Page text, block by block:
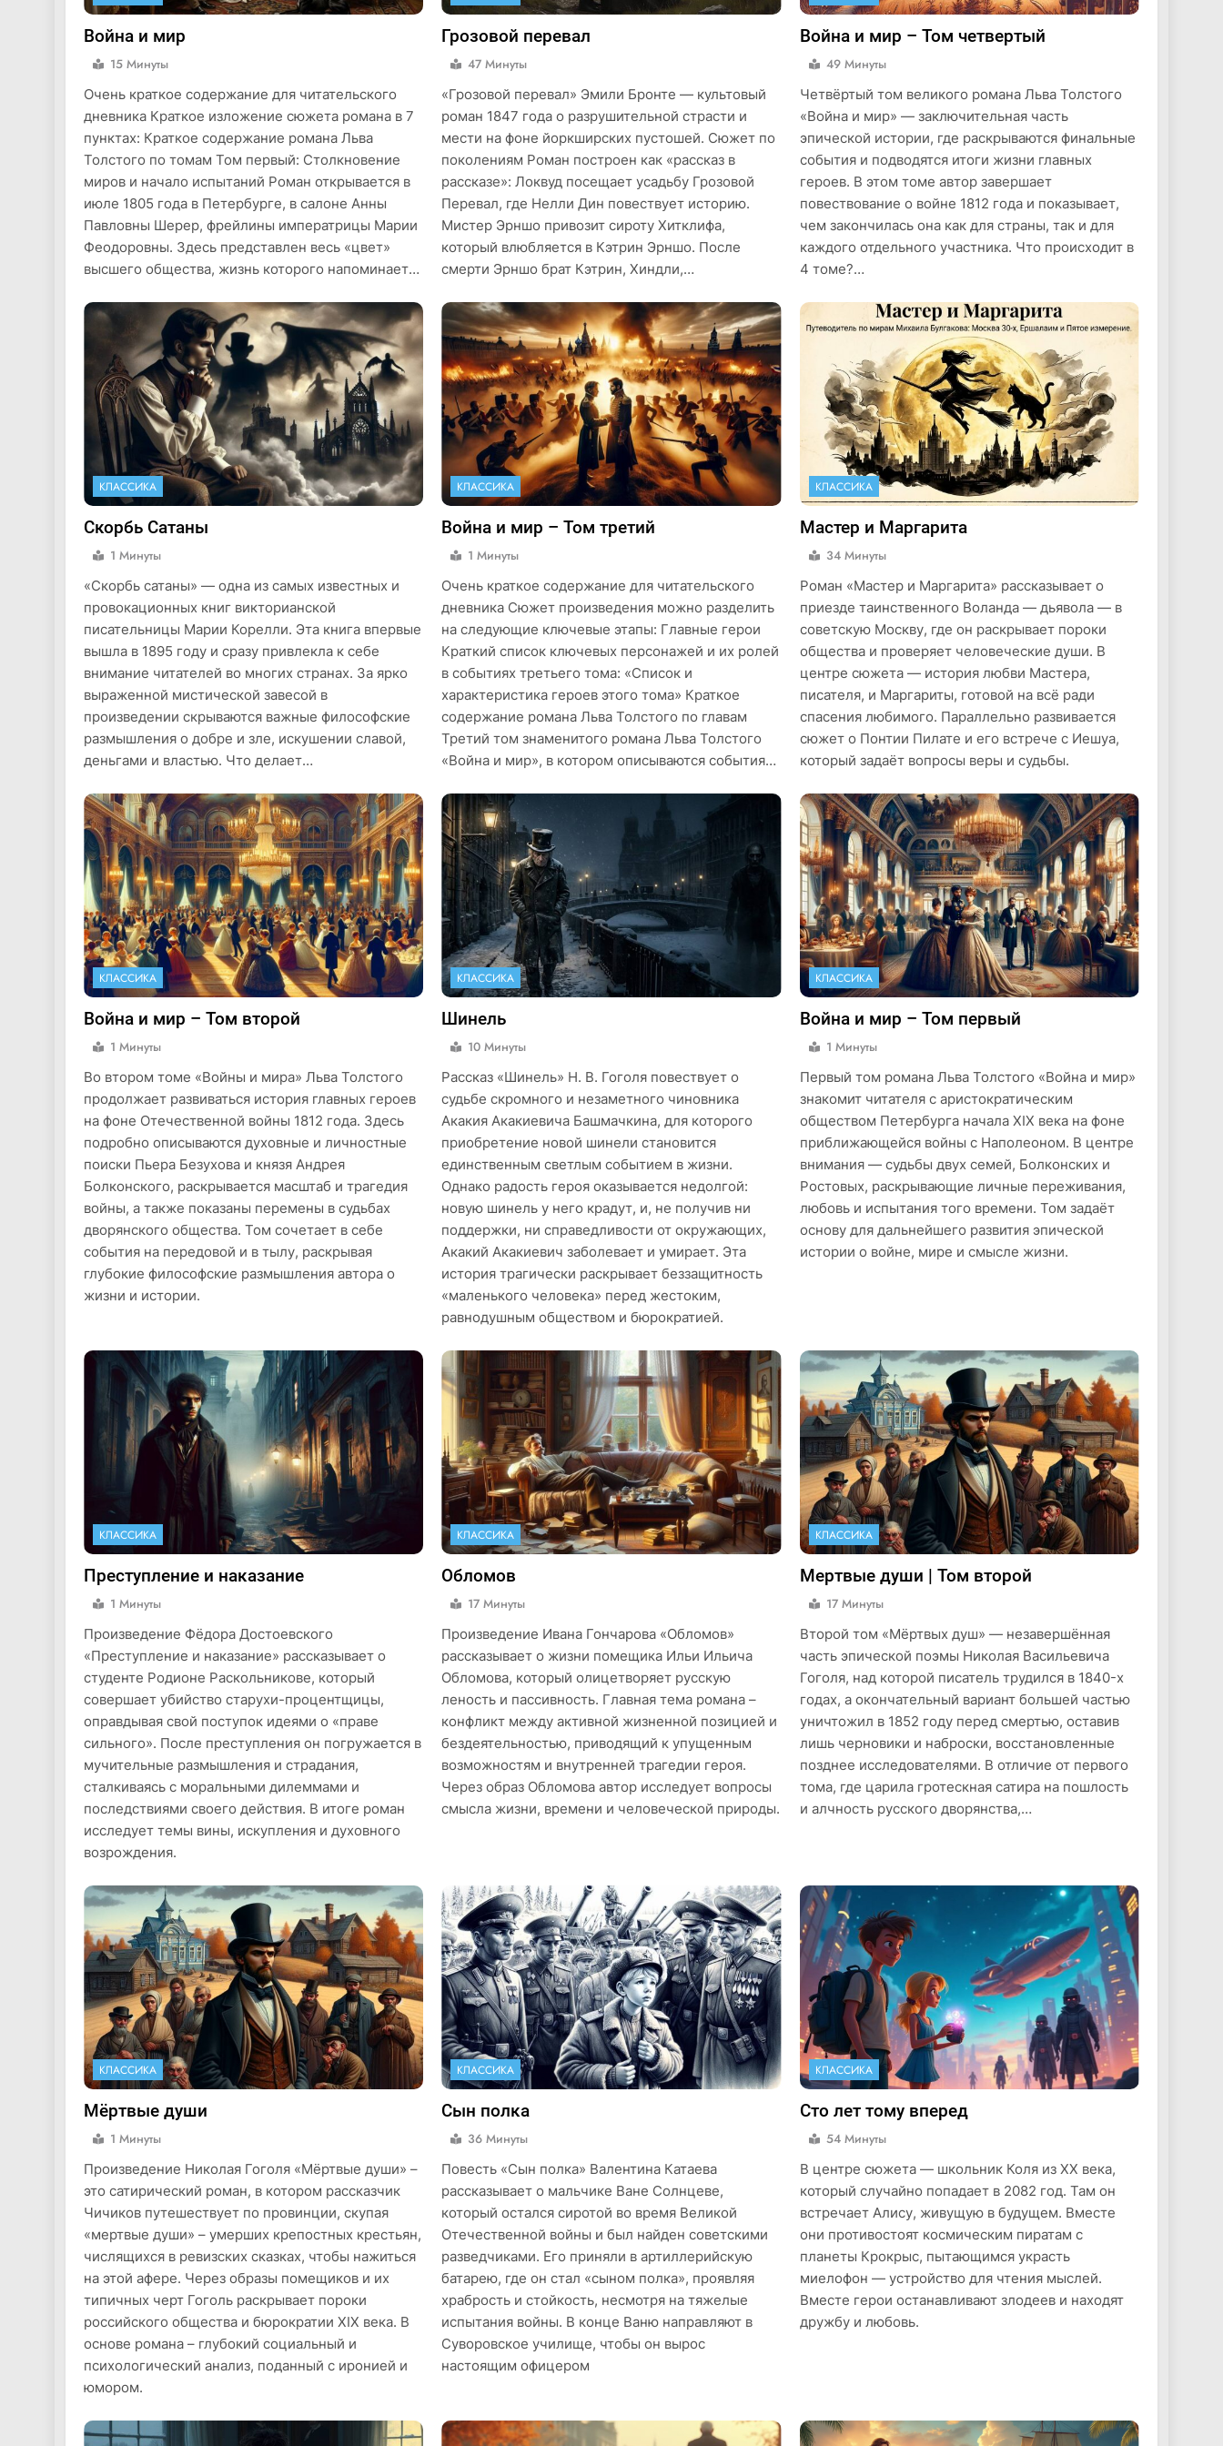
Война и мир
15 Минуты
Очень краткое содержание для читательского
дневника Краткое изложение сюжета романа в 7
пунктах: Краткое содержание романа Льва
Толстого по томам Том первый: Столкновение
миров и начало испытаний Роман открывается в
июле 1805 года в Петербурге, в салоне Анны
Павловны Шерер, фрейлины императрицы Марии
Феодоровны. Здесь представлен весь «цвет»
высшего общества, жизнь которого напоминает…
Грозовой перевал
47 Минуты
«Грозовой перевал» Эмили Бронте — культовый
роман 1847 года о разрушительной страсти и
мести на фоне йоркширских пустошей. Сюжет по
поколениям Роман построен как «рассказ в
рассказе»: Локвуд посещает усадьбу Грозовой
Перевал, где Нелли Дин повествует историю.
Мистер Эрншо привозит сироту Хитклифа,
который влюбляется в Кэтрин Эрншо. После
смерти Эрншо брат Кэтрин, Хиндли,…
Война и мир – Том четвертый
49 Минуты
Четвёртый том великого романа Льва Толстого
«Война и мир» — заключительная часть
эпической истории, где раскрываются финальные
события и подводятся итоги жизни главных
героев. В этом томе автор завершает
повествование о войне 1812 года и показывает,
чем закончилась она как для страны, так и для
каждого отдельного участника. Что происходит в
4 томе?…
КЛАССИКА
Скорбь Сатаны
1 Минуты
«Скорбь сатаны» — одна из самых известных и
провокационных книг викторианской
писательницы Марии Корелли. Эта книга впервые
вышла в 1895 году и сразу привлекла к себе
внимание читателей во многих странах. За ярко
выраженной мистической завесой в
произведении скрываются важные философские
размышления о добре и зле, искушении славой,
деньгами и властью. Что делает…
КЛАССИКА
Война и мир – Том третий
1 Минуты
Очень краткое содержание для читательского
дневника Сюжет произведения можно разделить
на следующие ключевые этапы: Главные герои
Краткий список ключевых персонажей и их ролей
в событиях третьего тома: «Список и
характеристика героев этого тома» Краткое
содержание романа Льва Толстого по главам
Третий том знаменитого романа Льва Толстого
«Война и мир», в котором описываются события…
КЛАССИКА
Мастер и Маргарита
34 Минуты
Роман «Мастер и Маргарита» рассказывает о
приезде таинственного Воланда — дьявола — в
советскую Москву, где он раскрывает пороки
общества и проверяет человеческие души. В
центре сюжета — история любви Мастера,
писателя, и Маргариты, готовой на всё ради
спасения любимого. Параллельно развивается
сюжет о Понтии Пилате и его встрече с Иешуа,
который задаёт вопросы веры и судьбы.
КЛАССИКА
Война и мир – Том второй
1 Минуты
Во втором томе «Войны и мира» Льва Толстого
продолжает развиваться история главных героев
на фоне Отечественной войны 1812 года. Здесь
подробно описываются духовные и личностные
поиски Пьера Безухова и князя Андрея
Болконского, раскрывается масштаб и трагедия
войны, а также показаны перемены в судьбах
дворянского общества. Том сочетает в себе
события на передовой и в тылу, раскрывая
глубокие философские размышления автора о
жизни и истории.
КЛАССИКА
Шинель
10 Минуты
Рассказ «Шинель» Н. В. Гоголя повествует о
судьбе скромного и незаметного чиновника
Акакия Акакиевича Башмачкина, для которого
приобретение новой шинели становится
единственным светлым событием в жизни.
Однако радость героя оказывается недолгой:
новую шинель у него крадут, и, не получив ни
поддержки, ни справедливости от окружающих,
Акакий Акакиевич заболевает и умирает. Эта
история трагически раскрывает беззащитность
«маленького человека» перед жестоким,
равнодушным обществом и бюрократией.
КЛАССИКА
Война и мир – Том первый
1 Минуты
Первый том романа Льва Толстого «Война и мир»
знакомит читателя с аристократическим
обществом Петербурга начала XIX века на фоне
приближающейся войны с Наполеоном. В центре
внимания — судьбы двух семей, Болконских и
Ростовых, раскрывающие личные переживания,
любовь и испытания того времени. Том задаёт
основу для дальнейшего развития эпической
истории о войне, мире и смысле жизни.
КЛАССИКА
Преступление и наказание
1 Минуты
Произведение Фёдора Достоевского
«Преступление и наказание» рассказывает о
студенте Родионе Раскольникове, который
совершает убийство старухи-процентщицы,
оправдывая свой поступок идеями о «праве
сильного». После преступления он погружается в
мучительные размышления и страдания,
сталкиваясь с моральными дилеммами и
последствиями своего действия. В итоге роман
исследует темы вины, искупления и духовного
возрождения.
КЛАССИКА
Обломов
17 Минуты
Произведение Иванa Гончарова «Обломов»
рассказывает о жизни помещика Ильи Ильича
Обломова, который олицетворяет русскую
леность и пассивность. Главная тема романа –
конфликт между активной жизненной позицией и
бездеятельностью, приводящий к упущенным
возможностям и внутренней трагедии героя.
Через образ Обломова автор исследует вопросы
смысла жизни, времени и человеческой природы.
КЛАССИКА
Мертвые души | Том второй
17 Минуты
Второй том «Мёртвых душ» — незавершённая
часть эпической поэмы Николая Васильевича
Гоголя, над которой писатель трудился в 1840-х
годах, а окончательный вариант большей частью
уничтожил в 1852 году перед смертью, оставив
лишь черновики и наброски, восстановленные
позднее исследователями. В отличие от первого
тома, где царила гротескная сатира на пошлость
и алчность русского дворянства,…
КЛАССИКА
Мёртвые души
1 Минуты
Произведение Николая Гоголя «Мёртвые души» –
это сатирический роман, в котором рассказчик
Чичиков путешествует по провинции, скупая
«мертвые души» – умерших крепостных крестьян,
числящихся в ревизских сказках, чтобы нажиться
на этой афере. Через образы помещиков и их
типичных черт Гоголь раскрывает пороки
российского общества и бюрократии XIX века. В
основе романа – глубокий социальный и
психологический анализ, поданный с иронией и
юмором.
КЛАССИКА
Сын полка
36 Минуты
Повесть «Сын полка» Валентина Катаева
рассказывает о мальчике Ване Солнцеве,
который остался сиротой во время Великой
Отечественной войны и был найден советскими
разведчиками. Его приняли в артиллерийскую
батарею, где он стал «сыном полка», проявляя
храбрость и стойкость, несмотря на тяжелые
испытания войны. В конце Ваню направляют в
Суворовское училище, чтобы он вырос
настоящим офицером
КЛАССИКА
Сто лет тому вперед
54 Минуты
В центре сюжета — школьник Коля из XX века,
который случайно попадает в 2082 год. Там он
встречает Алису, живущую в будущем. Вместе
они противостоят космическим пиратам с
планеты Крокрыс, пытающимся украсть
миелофон — устройство для чтения мыслей.
Вместе герои останавливают злодеев и находят
дружбу и любовь.